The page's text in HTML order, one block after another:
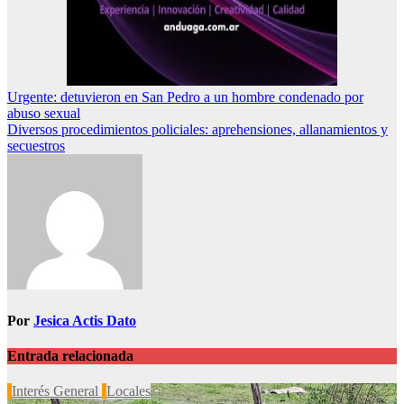
Navegación
de
entradas
Urgente: detuvieron en San Pedro a un hombre condenado por
abuso sexual
Diversos procedimientos policiales: aprehensiones, allanamientos y
secuestros
Por Jesica Actis Dato
Entrada relacionada
Interés General Locales